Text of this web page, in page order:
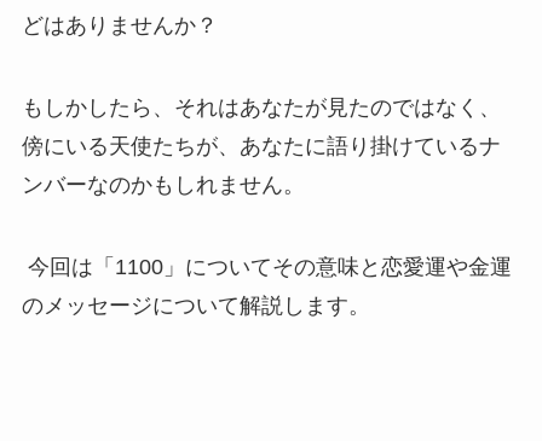
どはありませんか？
もしかしたら、それはあなたが見たのではなく、
傍にいる天使たちが、あなたに語り掛けているナ
ンバーなのかもしれません。
今回は「1100」についてその意味と恋愛運や金運
のメッセージについて解説します。